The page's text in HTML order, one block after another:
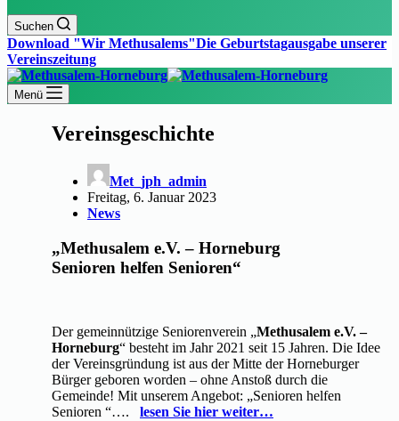
Suchen
Download "Wir Methusalems"Die Geburtstagausgabe unserer
Vereinszeitung
Menü
Vereinsgeschichte
Met_jph_admin
Freitag, 6. Januar 2023
News
„Methusalem e.V. – Horneburg
Senioren helfen Senioren“
Der gemeinnützige Seniorenverein „Methusalem e.V. –
Horneburg“ besteht im Jahr 2021 seit 15 Jahren. Die Idee
der Vereinsgründung ist aus der Mitte der Horneburger
Bürger geboren worden – ohne Anstoß durch die
Gemeinde! Mit unserem Angebot: „Senioren helfen
Senioren “…. lesen Sie hier weiter…